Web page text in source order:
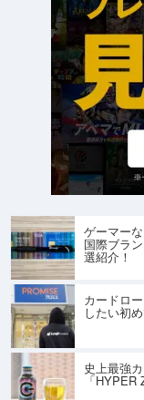
ゲーマー
国際ブラ
選紹介！
カードロ
したい初
史上最強
「HYPER